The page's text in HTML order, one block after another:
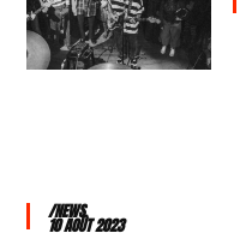
/NEWS
10 AOÛT 2023